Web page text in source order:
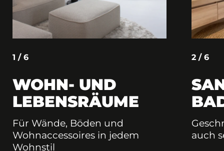
1 / 6
WOHN- UND
LEBENSRÄUME
Für Wände, Böden und
Wohnaccessoires in jedem
Wohnstil
2 / 6
auch